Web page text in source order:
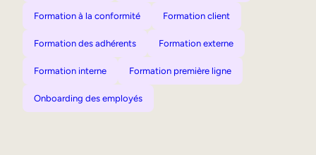
Formation à la conformité Formation client
Formation des adhérents Formation externe
Formation interne Formation première ligne
Onboarding des employés